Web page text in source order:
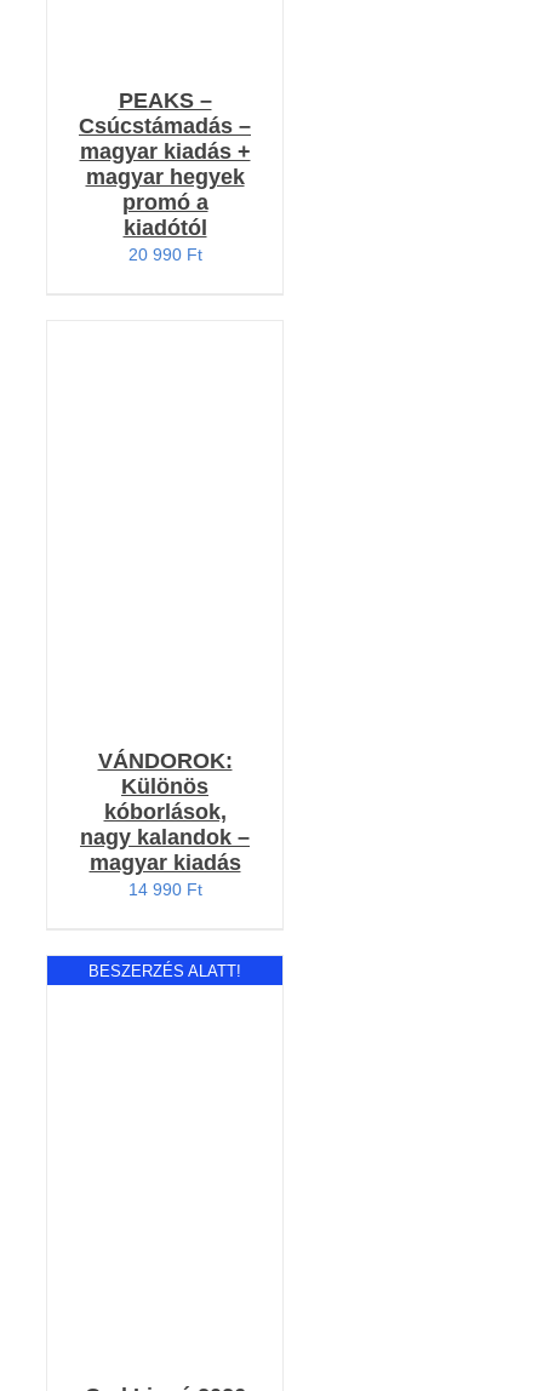
PEAKS –
Csúcstámadás –
magyar kiadás +
magyar hegyek
promó a
kiadótól
20 990 Ft
VÁNDOROK:
Különös
kóborlások,
nagy kalandok –
magyar kiadás
14 990 Ft
BESZERZÉS ALATT!